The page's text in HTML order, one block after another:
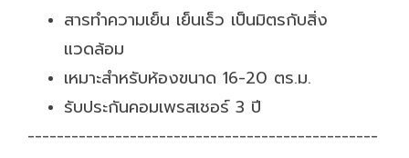
สารทำความเย็น เย็นเร็ว เป็นมิตรกับสิ่ง
แวดล้อม
เหมาะสำหรับห้องขนาด 16-20 ตร.ม.
รับประกันคอมเพรสเชอร์ 3 ปี
------------------------------------------------